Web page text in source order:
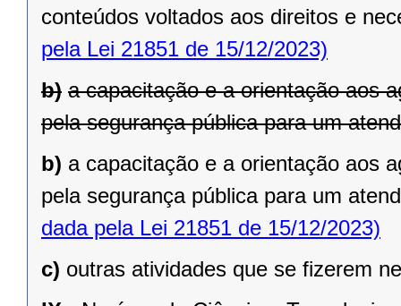
conteúdos voltados aos direitos e
pela Lei 21851 de 15/12/2023)
b) a capacitação e a orientação aos
pela segurança pública para um
b) a capacitação e a orientação aos
pela segurança pública para um
dada pela Lei 21851 de 15/12/2023)
c) outras atividades que se fizerem